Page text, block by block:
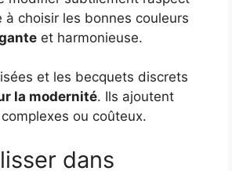
choisir les bonnes couleurs
et harmonieuse.
et les becquets discrets
la modernité. Ils ajoutent
ou coûteux.
dans